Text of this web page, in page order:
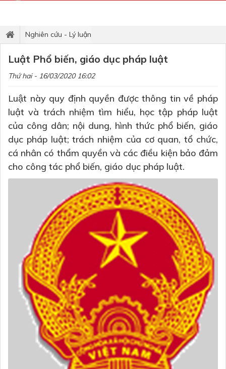
Nghiên cứu - Lý luận
Luật Phổ biến, giáo dục pháp luật
Thứ hai - 16/03/2020 16:02
Luật này quy định quyền được thông tin về pháp
luật và trách nhiệm tìm hiểu, học tập pháp luật
của công dân; nội dung, hình thức phổ biến, giáo
dục pháp luật; trách nhiệm của cơ quan, tổ chức,
cá nhân có thẩm quyền và các điều kiện bảo đảm
cho công tác phổ biến, giáo dục pháp luật.